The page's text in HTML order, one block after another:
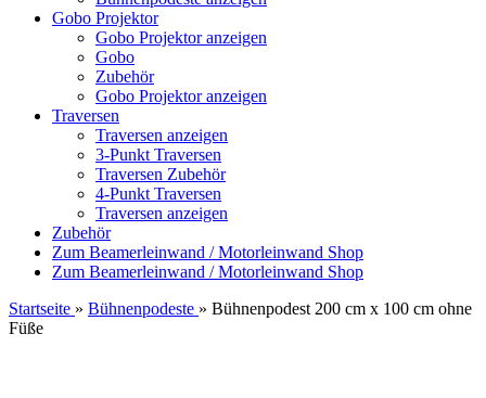
Gobo Projektor
Gobo Projektor anzeigen
Gobo
Zubehör
Gobo Projektor anzeigen
Traversen
Traversen anzeigen
3-Punkt Traversen
Traversen Zubehör
4-Punkt Traversen
Traversen anzeigen
Zubehör
Zum Beamerleinwand / Motorleinwand Shop
Zum Beamerleinwand / Motorleinwand Shop
Startseite » Bühnenpodeste » Bühnenpodest 200 cm x 100 cm ohne
Füße